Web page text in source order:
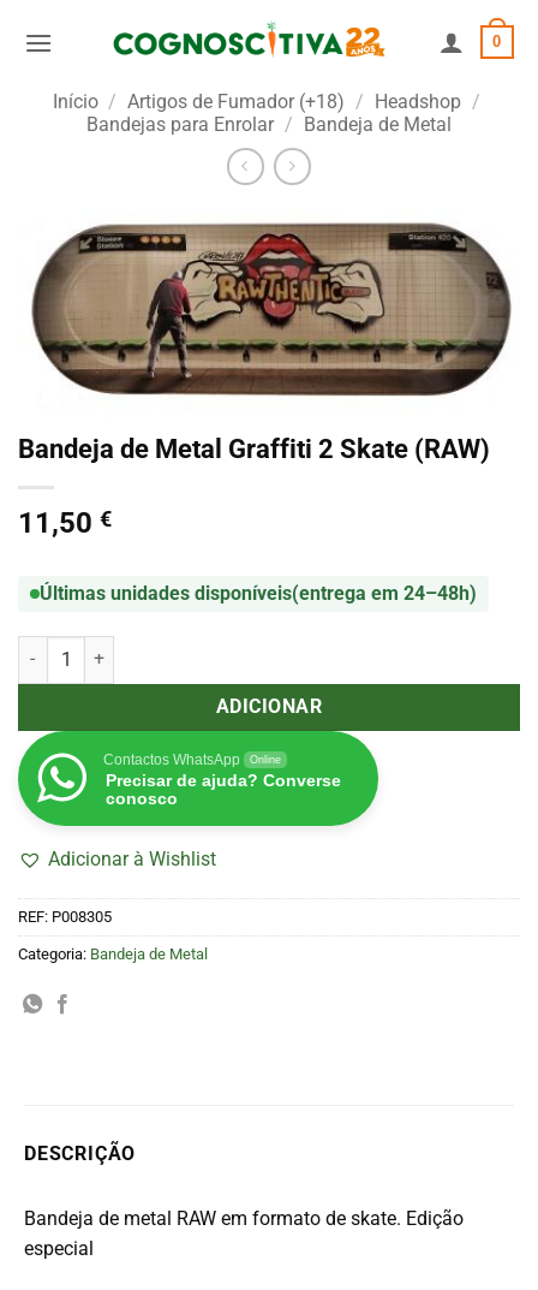
0
Início / Artigos de Fumador (+18) / Headshop /
Bandejas para Enrolar / Bandeja de Metal
Bandeja de Metal Graffiti 2 Skate (RAW)
11,50 €
Últimas unidades disponíveis(entrega em 24–48h)
Quantidade de Bandeja de Metal Graffiti 2 Skate (RAW)
ADICIONAR
Contactos WhatsApp Online
Precisar de ajuda? Converse
conosco
Adicionar à Wishlist
REF: P008305
Categoria: Bandeja de Metal
DESCRIÇÃO
Bandeja de metal RAW em formato de skate. Edição
especial